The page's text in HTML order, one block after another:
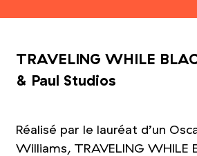
TRAVELING WHILE
& Paul Studios
Réalisé par le lauréat d’un
Williams, TRAVELING WHILE